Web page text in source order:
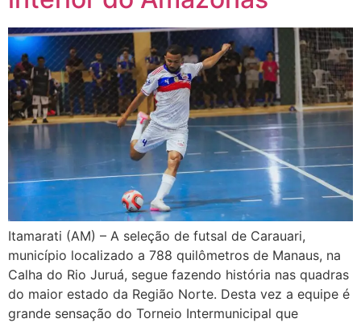
Itamarati (AM) – A seleção de futsal de Carauari,
município localizado a 788 quilômetros de Manaus, na
Calha do Rio Juruá, segue fazendo história nas quadras
do maior estado da Região Norte. Desta vez a equipe é
grande sensação do Torneio Intermunicipal que